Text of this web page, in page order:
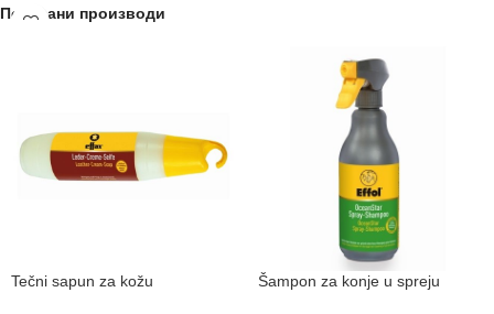
događaja.
Повезани производи
Tečni sapun za kožu Šampon za konje u spreju